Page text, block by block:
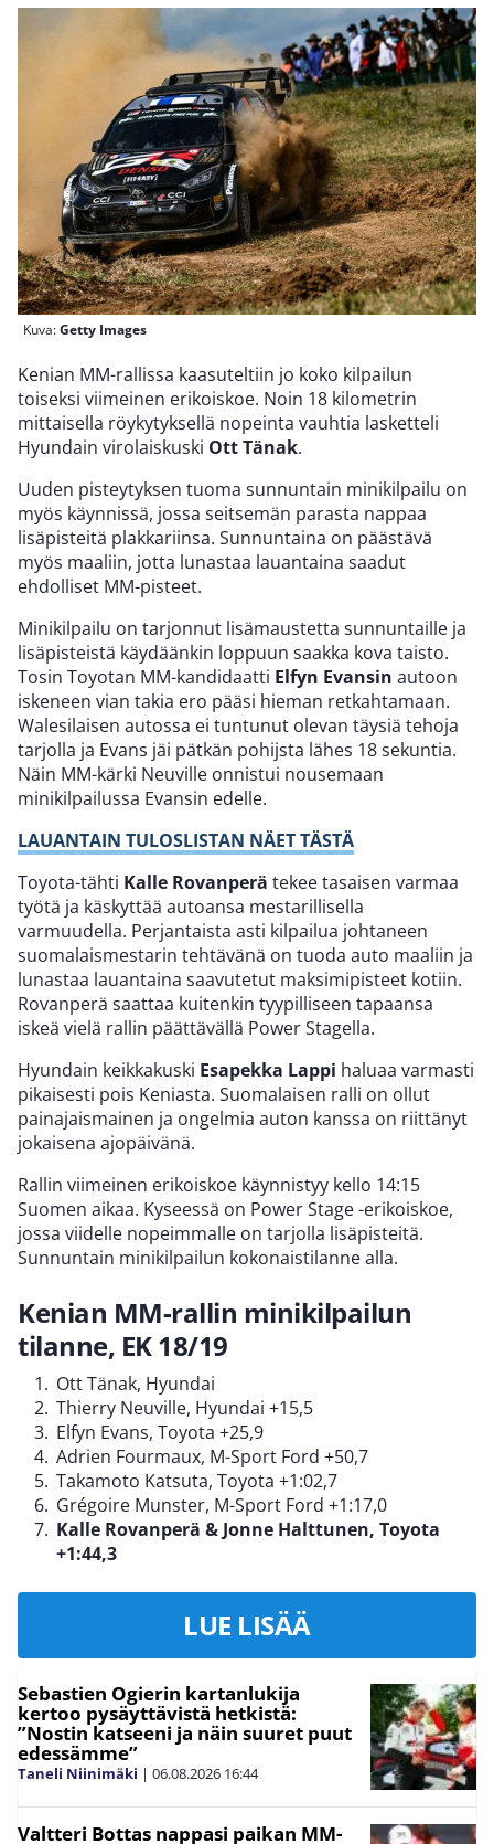
Kuva:Getty Images
Kenian MM-rallissa kaasuteltiin jo koko kilpailun
toiseksi viimeinen erikoiskoe. Noin 18 kilometrin
mittaisella röykytyksellä nopeinta vauhtia lasketteli
Hyundain virolaiskuski Ott Tänak.
Uuden pisteytyksen tuoma sunnuntain minikilpailu on
myös käynnissä, jossa seitsemän parasta nappaa
lisäpisteitä plakkariinsa. Sunnuntaina on päästävä
myös maaliin, jotta lunastaa lauantaina saadut
ehdolliset MM-pisteet.
Minikilpailu on tarjonnut lisämaustetta sunnuntaille ja
lisäpisteistä käydäänkin loppuun saakka kova taisto.
Tosin Toyotan MM-kandidaatti Elfyn Evansin autoon
iskeneen vian takia ero pääsi hieman retkahtamaan.
Walesilaisen autossa ei tuntunut olevan täysiä tehoja
tarjolla ja Evans jäi pätkän pohijsta lähes 18 sekuntia.
Näin MM-kärki Neuville onnistui nousemaan
minikilpailussa Evansin edelle.
LAUANTAIN TULOSLISTAN NÄET TÄSTÄ
Toyota-tähti Kalle Rovanperä tekee tasaisen varmaa
työtä ja käskyttää autoansa mestarillisella
varmuudella. Perjantaista asti kilpailua johtaneen
suomalaismestarin tehtävänä on tuoda auto maaliin ja
lunastaa lauantaina saavutetut maksimipisteet kotiin.
Rovanperä saattaa kuitenkin tyypilliseen tapaansa
iskeä vielä rallin päättävällä Power Stagella.
Hyundain keikkakuski Esapekka Lappi haluaa varmasti
pikaisesti pois Keniasta. Suomalaisen ralli on ollut
painajaismainen ja ongelmia auton kanssa on riittänyt
jokaisena ajopäivänä.
Rallin viimeinen erikoiskoe käynnistyy kello 14:15
Suomen aikaa. Kyseessä on Power Stage -erikoiskoe,
jossa viidelle nopeimmalle on tarjolla lisäpisteitä.
Sunnuntain minikilpailun kokonaistilanne alla.
Kenian MM-rallin minikilpailun
tilanne, EK 18/19
Ott Tänak, Hyundai
Thierry Neuville, Hyundai +15,5
Elfyn Evans, Toyota +25,9
Adrien Fourmaux, M-Sport Ford +50,7
Takamoto Katsuta, Toyota +1:02,7
Grégoire Munster, M-Sport Ford +1:17,0
Kalle Rovanperä & Jonne Halttunen, Toyota
+1:44,3
LUE LISÄÄ
Sebastien Ogierin kartanlukija
kertoo pysäyttävistä hetkistä:
”Nostin katseeni ja näin suuret puut
edessämme”
Taneli Niinimäki | 06.08.2026 16:44
Valtteri Bottas nappasi paikan MM-